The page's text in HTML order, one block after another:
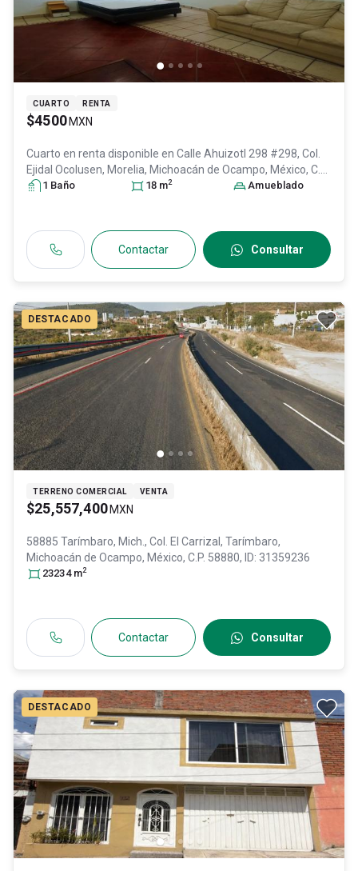
CUARTO RENTA
$4500 MXN
Cuarto en renta disponible en Calle Ahuizotl 298 #298, Col.
Ejidal Ocolusen, Morelia, Michoacán de Ocampo, México, C.P.
58295, ID:
1 Baño 18 m2 Amueblado
Contactar Consultar
DESTACADO
TERRENO COMERCIAL VENTA
$25,557,400 MXN
58885 Tarímbaro, Mich., Col. El Carrizal, Tarímbaro,
Michoacán de Ocampo, México, C.P. 58880, ID: 31359236
23234 m2
Contactar Consultar
DESTACADO